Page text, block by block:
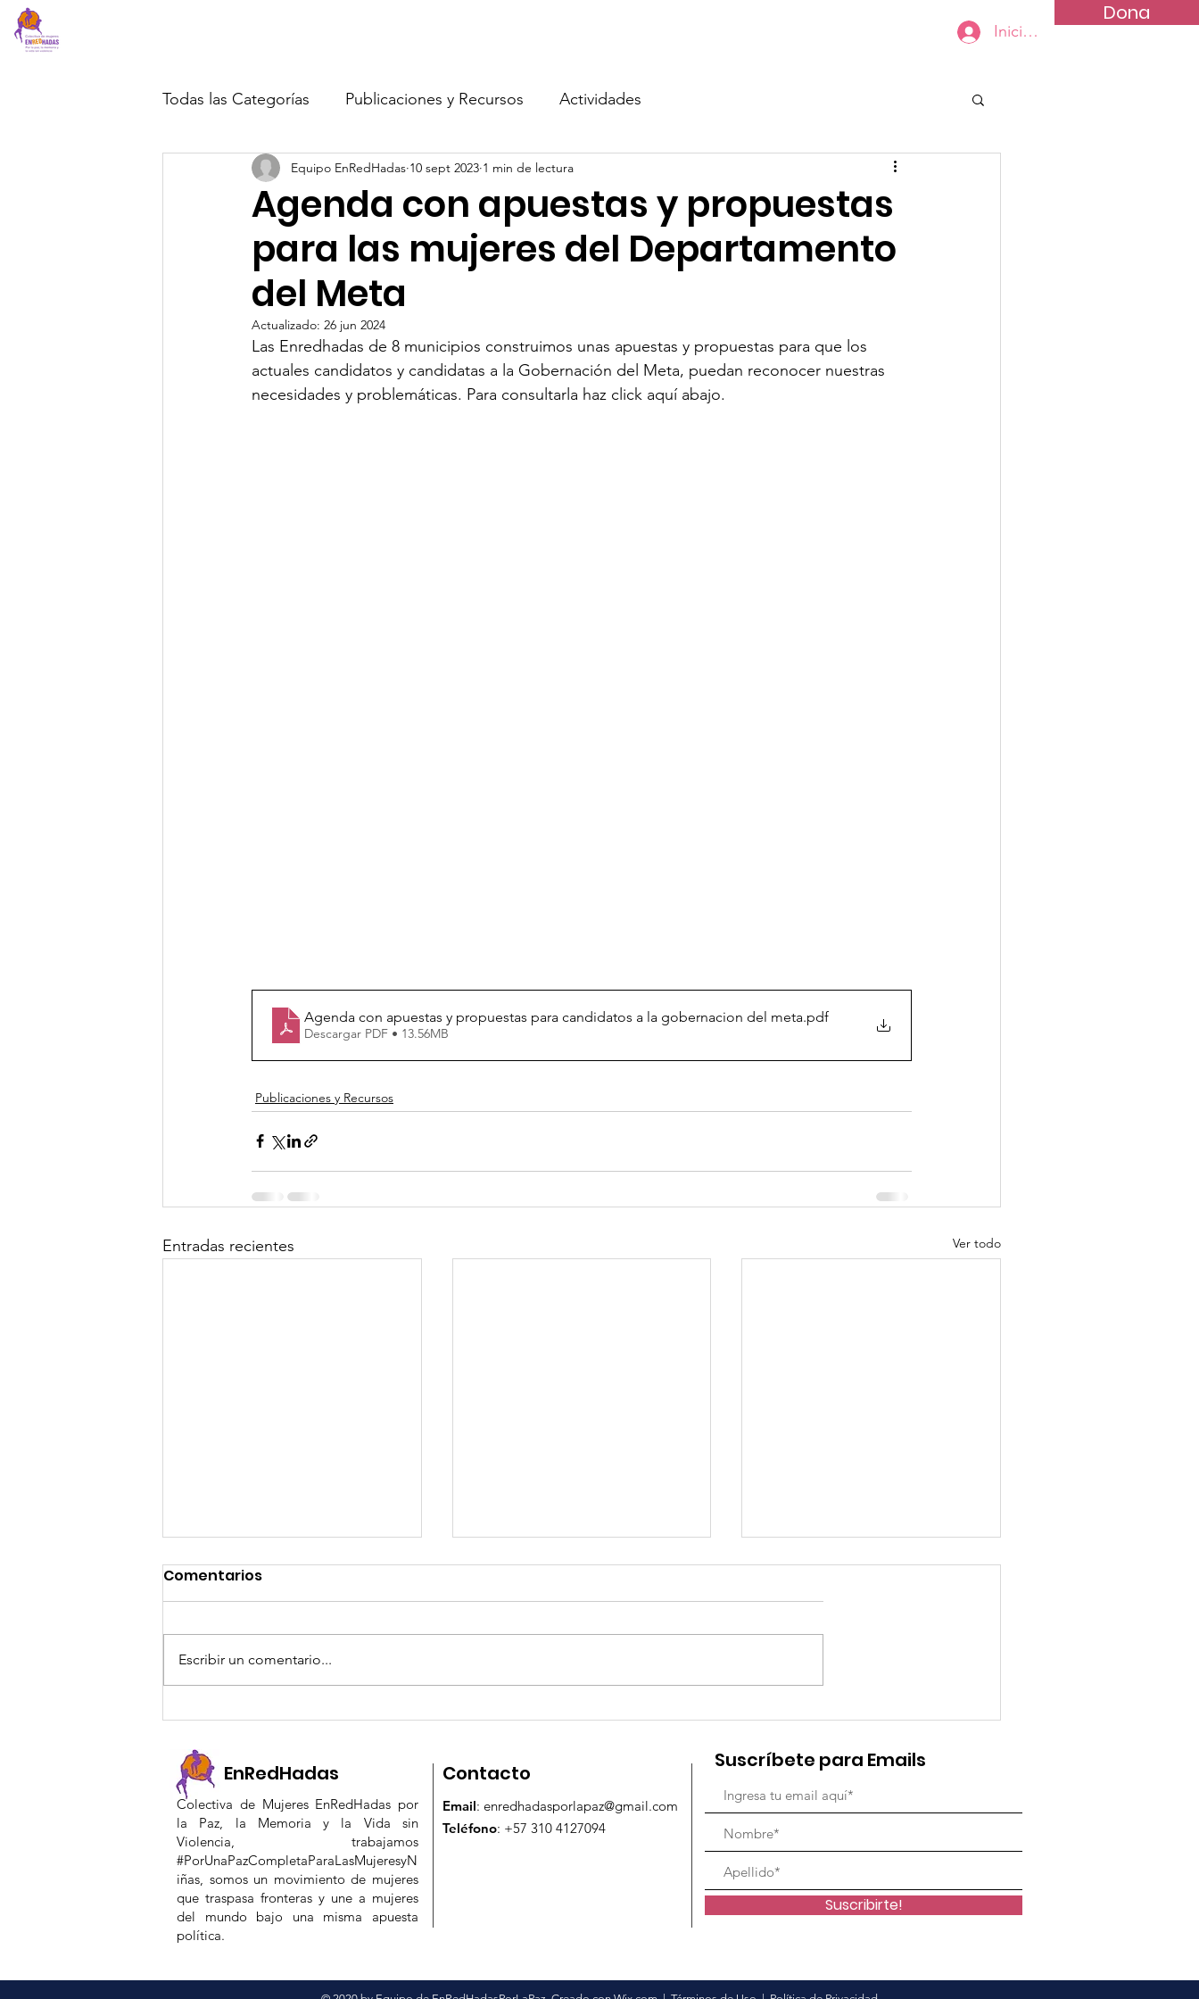
Dona
Iniciar sesión
Todas las Categorías Publicaciones y Recursos Actividades
Agenda con apuestas y propuestas
para las mujeres del Departamento
del Meta
Equipo EnRedHadas 10 sept 2023 1 min de lectura
Actualizado: 26 jun 2024
Las Enredhadas de 8 municipios construimos unas apuestas y propuestas para que los
actuales candidatos y candidatas a la Gobernación del Meta, puedan reconocer nuestras
necesidades y problemáticas. Para consultarla haz click aquí abajo.
Agenda con apuestas y propuestas para candidatos a la gobernacion del meta.pdf
Descargar PDF • 13.56MB
Publicaciones y Recursos
Entradas recientes Ver todo
Estrategia de
PDET desde un enfoque
de género
Como va el enfoque de
Paz en el Departamento
¿Cómo va el enfoque de
de Paz en el
Departamento del Meta?
III informe.
Comentarios
Escribir un comentario...
EnRedHadas
Colectiva de Mujeres EnRedHadas por
la Paz, la Memoria y la Vida sin
Violencia, trabajamos
#PorUnaPazCompletaParaLasMujeresyN
iñas, somos un movimiento de mujeres
que traspasa fronteras y une a mujeres
del mundo bajo una misma apuesta
política.
Contacto
Email: enredhadasporlapaz@gmail.com
Teléfono: +57 310 4127094
Suscríbete para Emails
Suscribirte!